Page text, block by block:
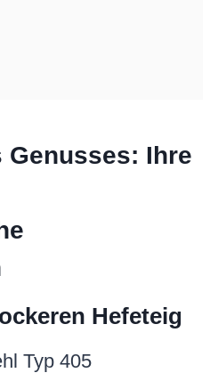
Genusses: Ihre
Hefeteig
Typ 405